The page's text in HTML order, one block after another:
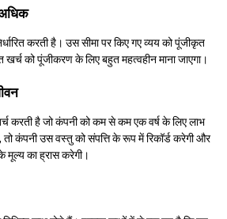
करती है। उस सीमा पर किए गए व्यय को पूंजीकृत
को पूंजीकरण के लिए बहुत महत्वहीन माना जाएगा।
करती है जो कंपनी को कम से कम एक वर्ष के लिए लाभ
कंपनी उस वस्तु को संपत्ति के रूप में रिकॉर्ड करेगी और
मूल्य का ह्रास करेगी।